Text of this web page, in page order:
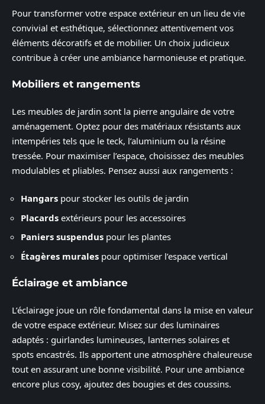
Pour transformer votre espace extérieur en un lieu de vie
convivial et esthétique, sélectionnez attentivement vos
éléments décoratifs et de mobilier. Un choix judicieux
contribue à créer une ambiance harmonieuse et pratique.
Mobiliers et rangements
Les meubles de jardin sont la pierre angulaire de votre
aménagement. Optez pour des matériaux résistants aux
intempéries tels que le teck, l’aluminium ou la résine
tressée. Pour maximiser l’espace, choisissez des meubles
modulables et pliables. Pensez aussi aux rangements :
Hangars pour stocker les outils de jardin
Placards extérieurs pour les accessoires
Paniers suspendus pour les plantes
Étagères murales pour optimiser l’espace vertical
Éclairage et ambiance
L’éclairage joue un rôle fondamental dans la mise en valeur
de votre espace extérieur. Misez sur des luminaires
adaptés : guirlandes lumineuses, lanternes solaires et
spots encastrés. Ils apportent une atmosphère chaleureuse
tout en assurant une bonne visibilité. Pour une ambiance
encore plus cosy, ajoutez des bougies et des coussins.